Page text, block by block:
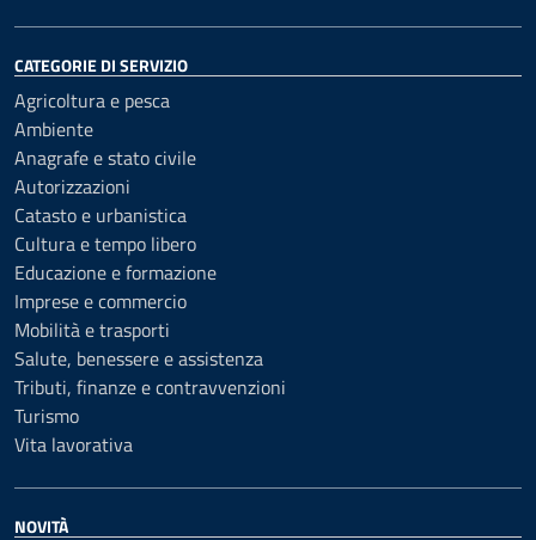
CATEGORIE DI SERVIZIO
Agricoltura e pesca
Ambiente
Anagrafe e stato civile
Autorizzazioni
Catasto e urbanistica
Cultura e tempo libero
Educazione e formazione
Imprese e commercio
Mobilità e trasporti
Salute, benessere e assistenza
Tributi, finanze e contravvenzioni
Turismo
Vita lavorativa
NOVITÀ